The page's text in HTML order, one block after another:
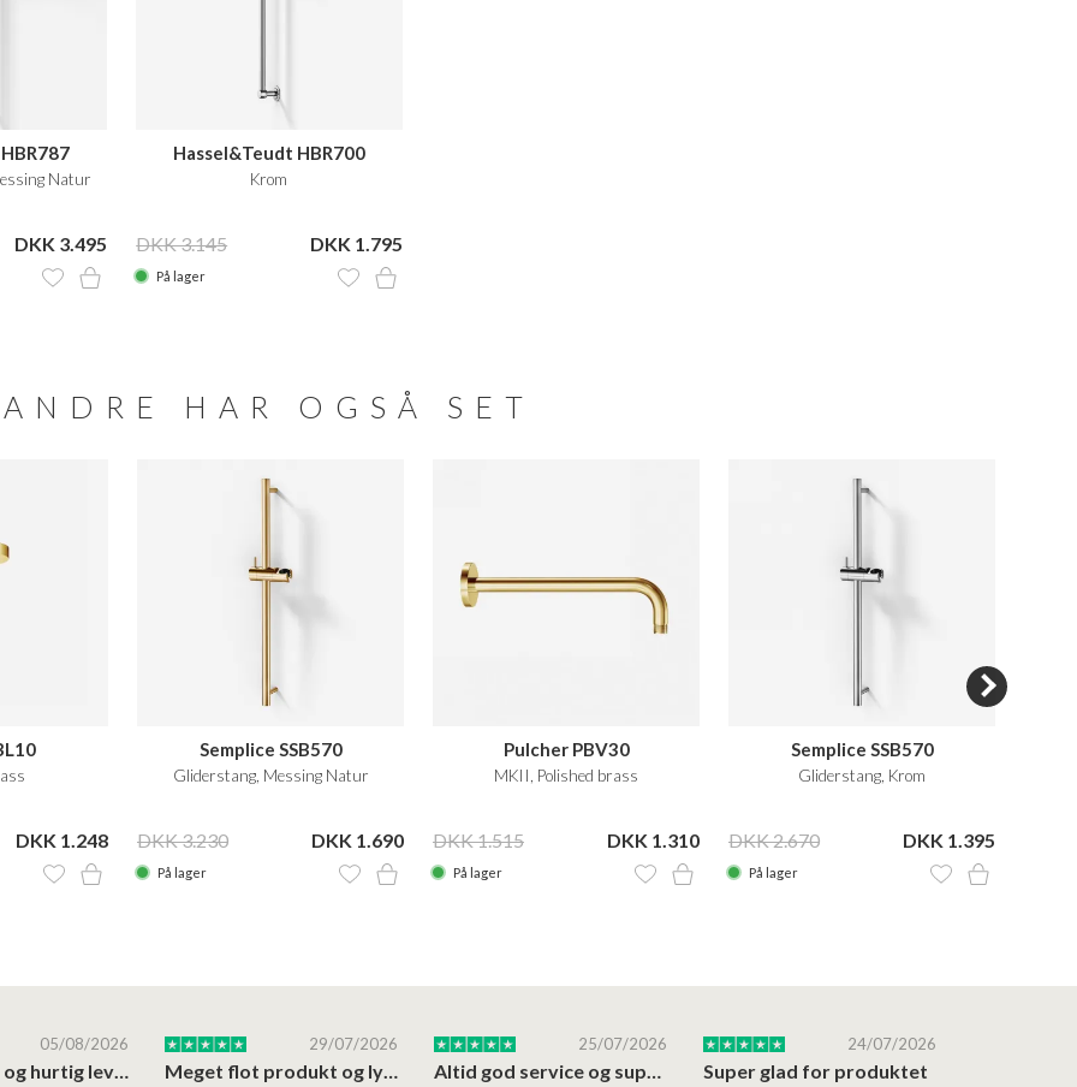
Natur
DKK 3.495
Hassel&Teudt HBR700
Krom
DKK 3.145 DKK 1.795
På lager
ANDRE HAR OGSÅ SET
DKK 1.248
Semplice SSB570
Gliderstang, Messing Natur
DKK 3.230 DKK 1.690
På lager
Pulcher PBV30
MKII, Polished brass
DKK 1.515 DKK 1.310
På lager
Semplice SSB570
Gliderstang, Krom
DKK 2.670 DKK 1.395
På lager
05/08/2026
Høj kvalitet og hurtig levering
29/07/2026
Meget flot produkt og lynhurtigt levering
25/07/2026
Altid god service og support i forhold…
24/07/2026
Super glad for produktet